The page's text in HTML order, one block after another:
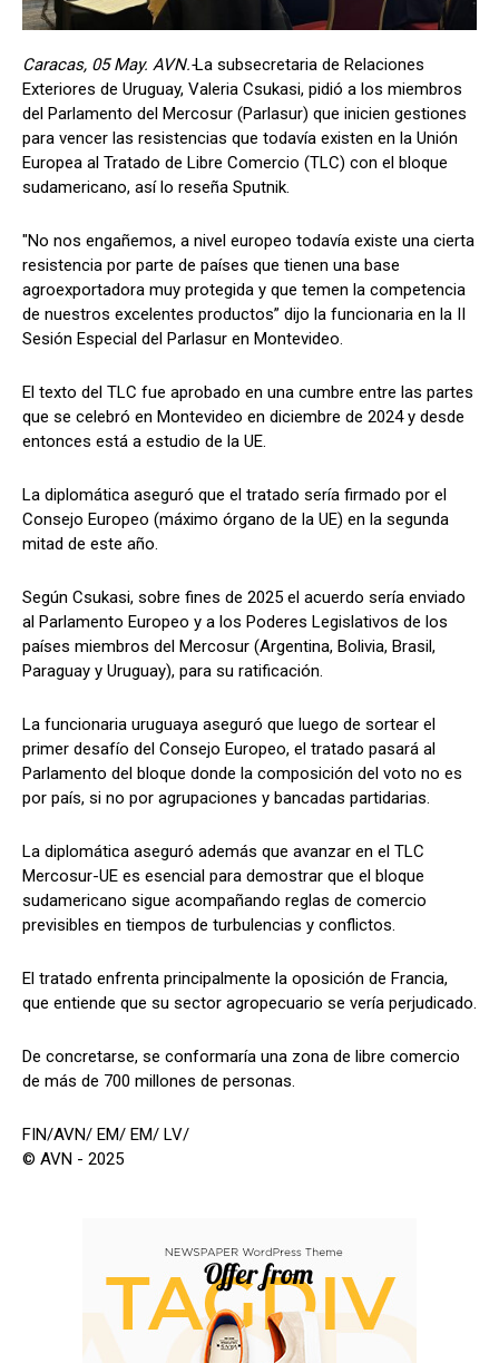
Caracas, 05 May. AVN.-La subsecretaria de Relaciones
Exteriores de Uruguay, Valeria Csukasi, pidió a los miembros
del Parlamento del Mercosur (Parlasur) que inicien gestiones
para vencer las resistencias que todavía existen en la Unión
Europea al Tratado de Libre Comercio (TLC) con el bloque
sudamericano, así lo reseña Sputnik.
"No nos engañemos, a nivel europeo todavía existe una cierta
resistencia por parte de países que tienen una base
agroexportadora muy protegida y que temen la competencia
de nuestros excelentes productos” dijo la funcionaria en la II
Sesión Especial del Parlasur en Montevideo.
El texto del TLC fue aprobado en una cumbre entre las partes
que se celebró en Montevideo en diciembre de 2024 y desde
entonces está a estudio de la UE.
La diplomática aseguró que el tratado sería firmado por el
Consejo Europeo (máximo órgano de la UE) en la segunda
mitad de este año.
Según Csukasi, sobre fines de 2025 el acuerdo sería enviado
al Parlamento Europeo y a los Poderes Legislativos de los
países miembros del Mercosur (Argentina, Bolivia, Brasil,
Paraguay y Uruguay), para su ratificación.
La funcionaria uruguaya aseguró que luego de sortear el
primer desafío del Consejo Europeo, el tratado pasará al
Parlamento del bloque donde la composición del voto no es
por país, si no por agrupaciones y bancadas partidarias.
La diplomática aseguró además que avanzar en el TLC
Mercosur-UE es esencial para demostrar que el bloque
sudamericano sigue acompañando reglas de comercio
previsibles en tiempos de turbulencias y conflictos.
El tratado enfrenta principalmente la oposición de Francia,
que entiende que su sector agropecuario se vería perjudicado.
De concretarse, se conformaría una zona de libre comercio
de más de 700 millones de personas.
FIN/AVN/ EM/ EM/ LV/
© AVN - 2025